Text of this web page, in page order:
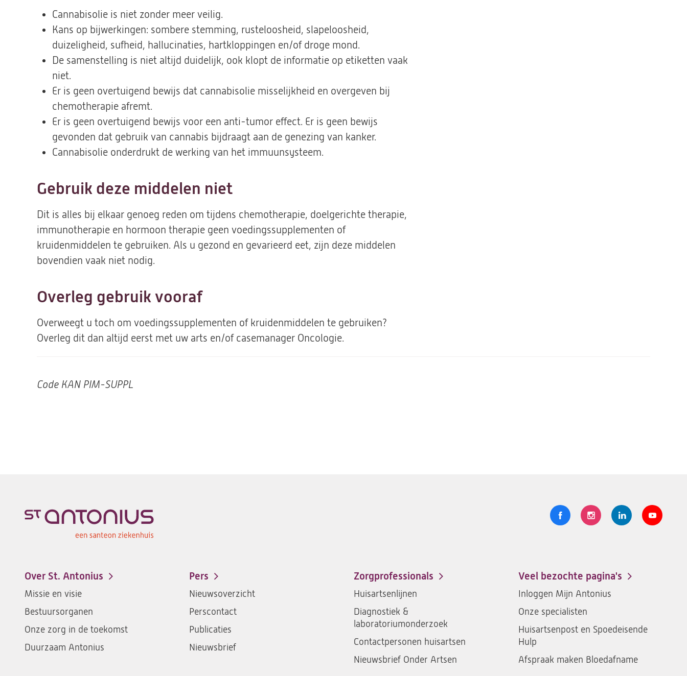
Cannabisolie is niet zonder meer veilig.
Kans op bijwerkingen: sombere stemming, rusteloosheid, slapeloosheid,
duizeligheid, sufheid, hallucinaties, hartkloppingen en/of droge mond.
De samenstelling is niet altijd duidelijk, ook klopt de informatie op etiketten vaak
niet.
Er is geen overtuigend bewijs dat cannabisolie misselijkheid en overgeven bij
chemotherapie afremt.
Er is geen overtuigend bewijs voor een anti-tumor effect. Er is geen bewijs
gevonden dat gebruik van cannabis bijdraagt aan de genezing van kanker.
Cannabisolie onderdrukt de werking van het immuunsysteem.
Gebruik deze middelen niet
Dit is alles bij elkaar genoeg reden om tijdens chemotherapie, doelgerichte therapie,
immunotherapie en hormoon therapie geen voedingssupplementen of
kruidenmiddelen te gebruiken. Als u gezond en gevarieerd eet, zijn deze middelen
bovendien vaak niet nodig.
Overleg gebruik vooraf
Overweegt u toch om voedingssupplementen of kruidenmiddelen te gebruiken?
Overleg dit dan altijd eerst met uw arts en/of casemanager Oncologie.
Code KAN PIM-SUPPL
Volg
Logo
santeon
ziekenhuis
op
Facebook
Logo
santeon
ziekenhuis
Instagram
Logo
santeon
LinkedIn
Logo
Footer-
menu
Over St. Antonius
Missie en visie
Bestuursorganen
Onze zorg in de toekomst
Duurzaam Antonius
Pers
Nieuwsoverzicht
Perscontact
Publicaties
Nieuwsbrief
Zorgprofessionals
Huisartsenlijnen
Diagnostiek &
laboratoriumonderzoek
Contactpersonen huisartsen
Nieuwsbrief Onder Artsen
Veel bezochte pagina's
Inloggen Mijn Antonius
Onze specialisten
Huisartsenpost en Spoedeisende
Hulp
Afspraak maken Bloedafname